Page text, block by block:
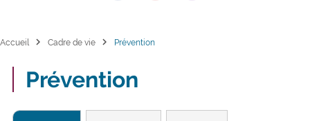
Accueil chevron_right Cadre de vie chevron_right Prévention
Prévention